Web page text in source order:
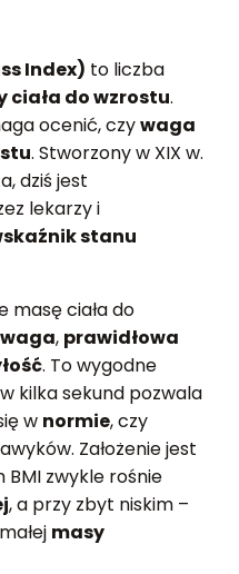
Index) to liczba
ciała do wzrostu.
ocenić, czywaga
. Stworzony w XIX w.
dziś jest
lekarzy i
stanu
masę ciała do
, prawidłowa
. To wygodne
kilka sekund pozwala
w normie, czy
Założenie jest
zwykle rośnie
, a przy zbyt niskim –
masy